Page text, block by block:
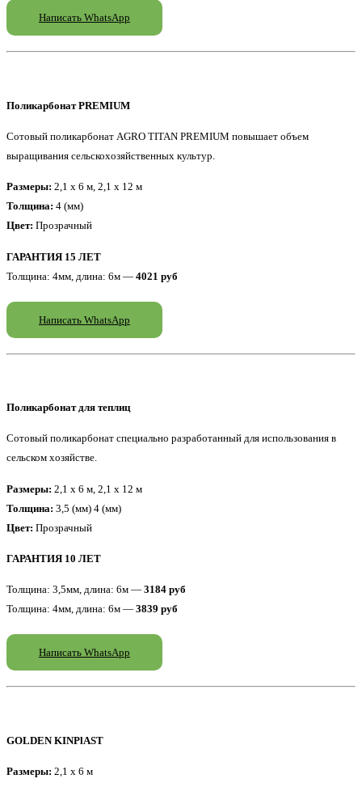
Написать WhatsApp
Поликарбонат PREMIUM
Сотовый поликарбонат AGRO TITAN PREMIUM повышает объем
выращивания сельскохозяйственных культур.
Размеры: 2,1 x 6 м, 2,1 x 12 м
Толщина: 4 (мм)
Цвет: Прозрачный
ГАРАНТИЯ 15 ЛЕТ
Толщина: 4мм, длина: 6м — 4021 руб
Написать WhatsApp
Поликарбонат для теплиц
Сотовый поликарбонат специально разработанный для использования в
сельском хозяйстве.
Размеры: 2,1 x 6 м, 2,1 x 12 м
Толщина: 3,5 (мм) 4 (мм)
Цвет: Прозрачный
ГАРАНТИЯ 10 ЛЕТ
Толщина: 3,5мм, длина: 6м — 3184 руб
Толщина: 4мм, длина: 6м — 3839 руб
Написать WhatsApp
GOLDEN KINPlAST
Размеры: 2,1 x 6 м